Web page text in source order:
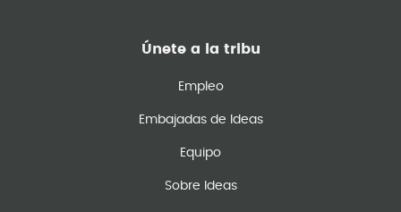
Únete a la tribu
Empleo
Embajadas de Ideas
Equipo
Sobre Ideas